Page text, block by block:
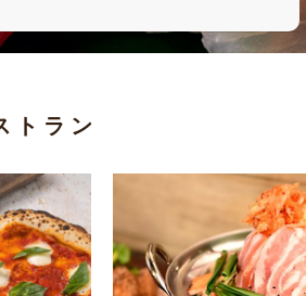
トラン